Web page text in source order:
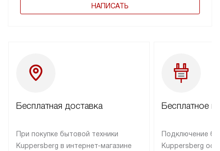
НАПИСАТЬ
Бесплатная доставка
При покупке бытовой техники
Kuppersberg в интернет-магазине
Бесплатное
Подключение
Kuppersberg